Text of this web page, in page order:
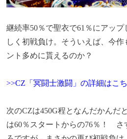
継続率50％で聖衣で61％にアッ
しく初戦負け。そういえば、今
ント多めに貰えるのか？
>>CZ「冥闘士激闘」の詳細はこ
次のCZは450G程となんだかんだ
は60％スタートからの76％！ さ